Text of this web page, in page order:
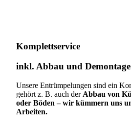
Komplettservice​
inkl. Abbau und Demontage​
Unsere Entrümpelungen sind ein
gehört z. B. auch der Abbau von
oder Böden – wir kümmern uns
Arbeiten.